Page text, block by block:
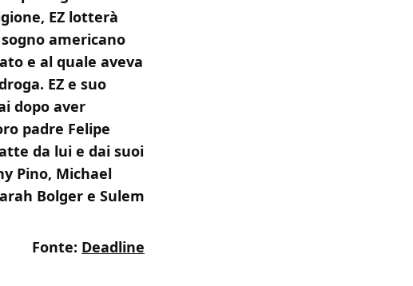
EZ lotterà
americano
e al quale aveva
EZ e suo
dopo aver
padre Felipe
da lui e dai suoi
Pino, Michael
Bolger e Sulem
Fonte: Deadline